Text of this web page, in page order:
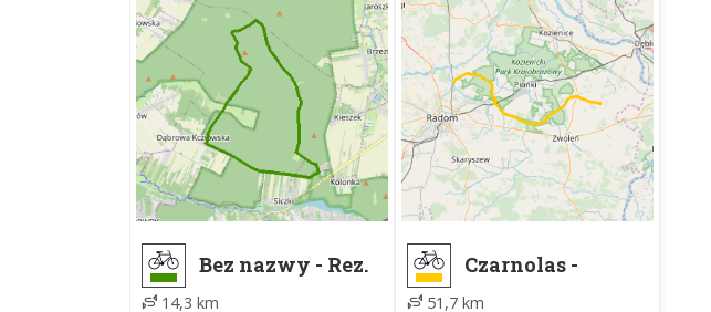
Bez nazwy - Rez.
14,3 km
Czarnolas -
51,7 km